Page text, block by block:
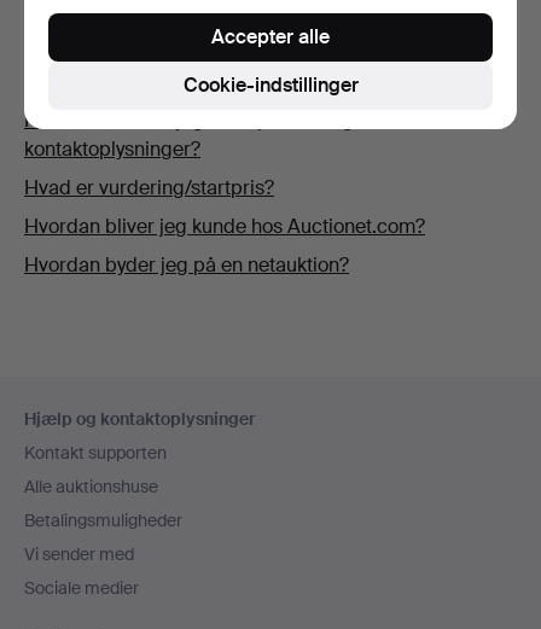
Hvordan kan jeg se, om Auctionet.com har modtaget
Hvorfor kan jeg ikke komplettere mine oplysninger?
Hvordan ændrer jeg mine person- og
kontaktoplysninger?
Hvad er vurdering/startpris?
Hvordan bliver jeg kunde hos Auctionet.com?
Hvordan byder jeg på en netauktion?
Hjælp og kontaktoplysninger
Kontakt supporten
Alle auktionshuse
Betalingsmuligheder
Vi sender med
Sociale medier
Cookie-indstillinger
Accepter alle